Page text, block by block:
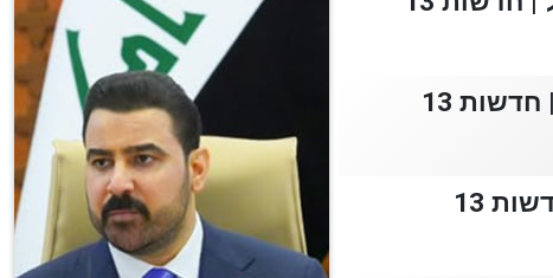
13
13